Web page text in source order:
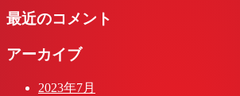
最近のコメント
アーカイブ
2023年7月